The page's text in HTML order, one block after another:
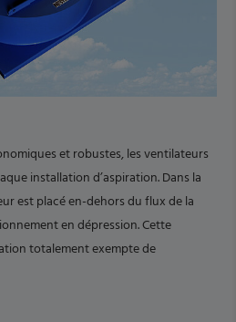
et robustes, les ventilateurs
installation d’aspiration. Dans la
est placé en-dehors du flux de la
en dépression. Cette
totalement exempte de